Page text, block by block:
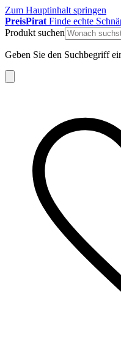
Zum Hauptinhalt springen
PreisPirat Finde echte
Produkt suchen
Geben Sie den Suchbegriff